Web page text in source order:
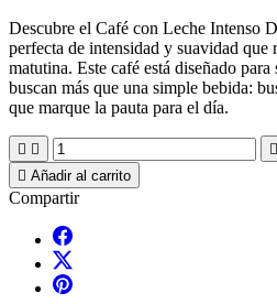
Descubre el Café con Leche Intenso
perfecta de intensidad y suavidad que
matutina. Este café está diseñado
buscan más que una simple bebida:
que marque la pauta para el día.
  
 Añadir al carrito
Compartir